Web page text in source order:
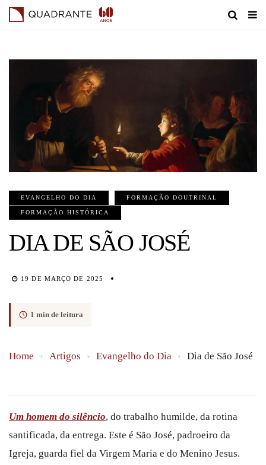
EVANGELHO DO DIA FORMAÇÃO DOUTRINAL
FORMAÇÃO HISTÓRICA
DIA DE SÃO JOSÉ
19 DE MARÇO DE 2025
1 min de leitura
Home › Artigos › Evangelho do Dia › Dia de São José
Um homem do silêncio, do trabalho humilde, da rotina
santificada, da entrega. Este é São José, padroeiro da
Igreja, guarda fiel da Virgem Maria e do Menino Jesus.